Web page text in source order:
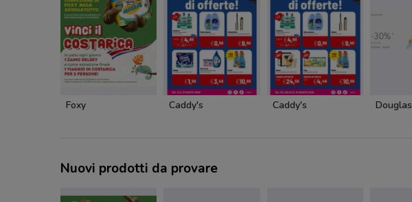
Foxy Caddy's Caddy's Douglas
Nuovi prodotti da provare